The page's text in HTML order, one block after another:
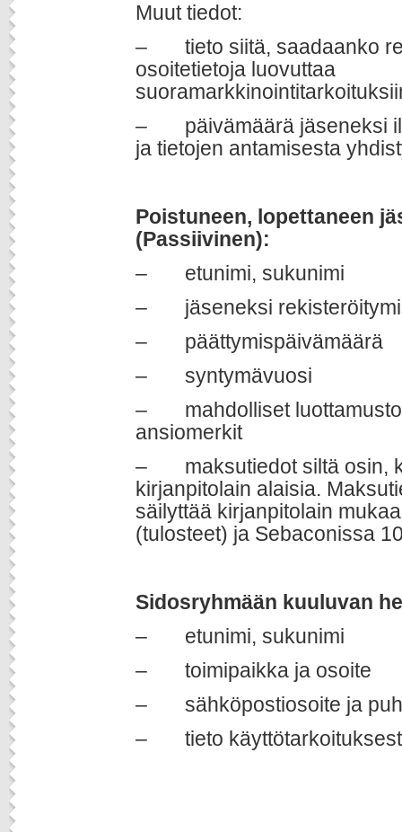
Muut tiedot:
– tieto siitä, saadaanko
osoitetietoja luovuttaa
– päivämäärä jäseneksi
ja tietojen antamisesta
Poistuneen, lopettaneen
(Passiivinen):
– etunimi, sukunimi
– jäseneksi
– päättymispäivämäärä
– syntymävuosi
– mahdolliset
ansiomerkit
– maksutiedot siltä osin,
kirjanpitolain alaisia.
säilyttää kirjanpitolain
(tulosteet) ja Sebaconissa
Sidosryhmään kuuluvan
– etunimi, sukunimi
– toimipaikka ja osoite
– sähköpostiosoite ja
– tieto